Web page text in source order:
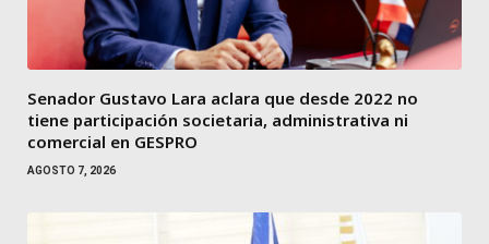
Senador Gustavo Lara aclara que desde 2022 no
tiene participación societaria, administrativa ni
comercial en GESPRO
AGOSTO 7, 2026